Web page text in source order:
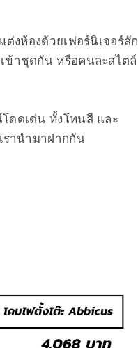
งห้องด้วยเฟอร์นิเจอร์สัก
ข้าชุดกัน หรือคนละสไตล์
ดดเด่น ทั้งโทนสี และ
รานำมาฝากกัน